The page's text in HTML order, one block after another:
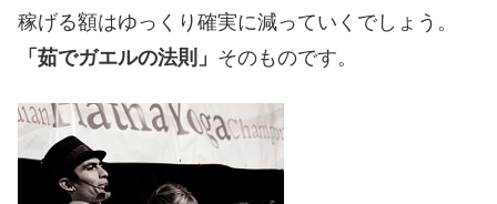
稼げる額はゆっくり確実に減っていくでしょう。
「茹でガエルの法則」 そのものです。